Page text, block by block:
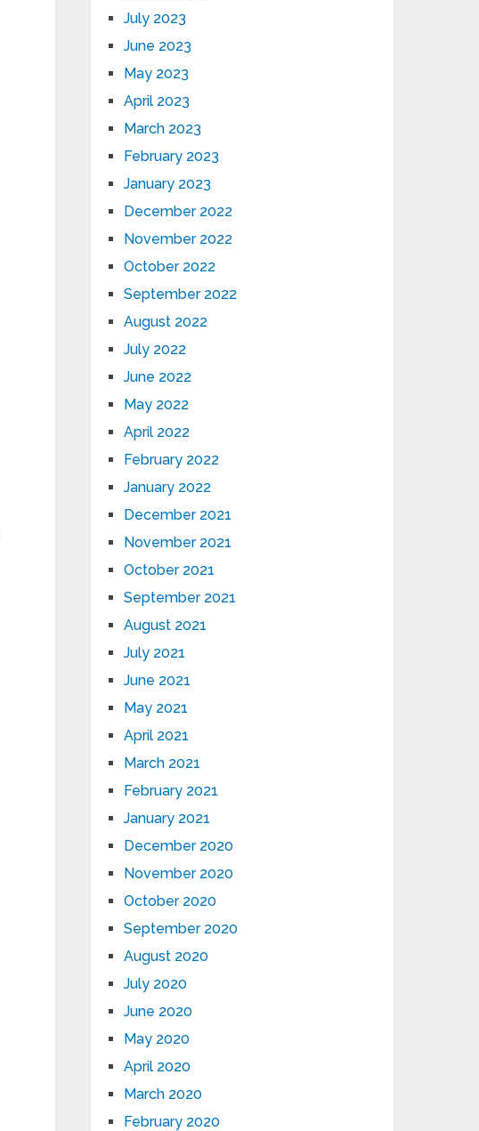
July 2023
June 2023
May 2023
April 2023
March 2023
February 2023
January 2023
December 2022
November 2022
October 2022
September 2022
August 2022
July 2022
June 2022
May 2022
April 2022
February 2022
January 2022
December 2021
November 2021
October 2021
September 2021
August 2021
July 2021
June 2021
May 2021
April 2021
March 2021
February 2021
January 2021
December 2020
November 2020
October 2020
September 2020
August 2020
July 2020
June 2020
May 2020
April 2020
March 2020
February 2020